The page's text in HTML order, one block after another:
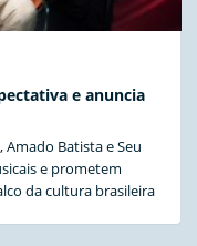
e anuncia
Amado Batista e Seu
e prometem
da cultura brasileira